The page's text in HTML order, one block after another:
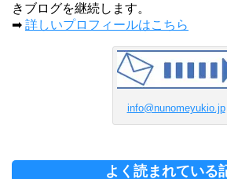
きブログを継続します。
➡ 詳しいプロフィールはこちら
info@nunomeyukio.jp
よく読まれている